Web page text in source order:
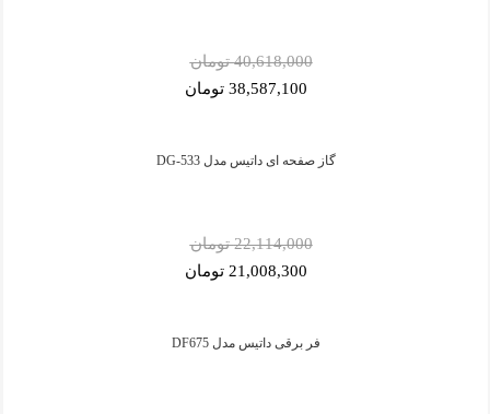
40,618,000 تومان
38,587,100 تومان
گاز صفحه ای داتیس مدل DG-533
22,114,000 تومان
21,008,300 تومان
فر برقی داتیس مدل DF675